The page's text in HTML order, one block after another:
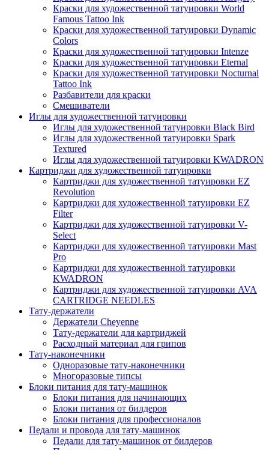
Краски для художественной татуировки World
Famous Tattoo Ink
Краски для художественной татуировки Dynamic
Colors
Краски для художественной татуировки Intenze
Краски для художественной татуировки Eternal
Краски для художественной татуировки Nocturnal
Tattoo Ink
Разбавители для краски
Смешиватели
Иглы для художественной татуировки
Иглы для художественной татуировки Black Bird
Иглы для художественной татуировки Spark
Textured
Иглы для художественной татуировки KWADRON
Картриджи для художественной татуировки
Картриджи для художественной татуировки EZ
Revolution
Картриджи для художественной татуировки EZ
Filter
Картриджи для художественной татуировки V-
Select
Картриджи для художественной татуировки Mast
Pro
Картриджи для художественной татуировки
KWADRON
Картриджи для художественной татуировки AVA
CARTRIDGE NEEDLES
Тату-держатели
Держатели Cheyenne
Тату-держатели для картриджей
Расходный материал для грипов
Тату-наконечники
Одноразовые тату-наконечники
Многоразовые типсы
Блоки питания для тату-машинок
Блоки питания для начинающих
Блоки питания от билдеров
Блоки питания для профессионалов
Педали и провода для тату-машинок
Педали для тату-машинок от билдеров